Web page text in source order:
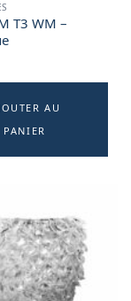
T3 WM –
AU
PANIER